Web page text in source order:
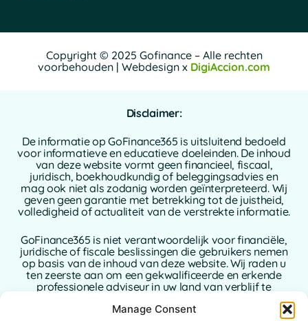
Manage Consent
Copyright © 2025 Gofinance – Alle rechten
voorbehouden | Webdesign x DigiAccion.com
Disclaimer:
De informatie op GoFinance365 is uitsluitend bedoeld
voor informatieve en educatieve doeleinden. De inhoud
van deze website vormt geen financieel, fiscaal,
juridisch, boekhoudkundig of beleggingsadvies en
mag ook niet als zodanig worden geïnterpreteerd. Wij
geven geen garantie met betrekking tot de juistheid,
volledigheid of actualiteit van de verstrekte informatie.
GoFinance365 is niet verantwoordelijk voor financiële,
juridische of fiscale beslissingen die gebruikers nemen
op basis van de inhoud van deze website. Wij raden u
ten zeerste aan om een gekwalificeerde en erkende
professionele adviseur in uw land van verblijf te
betrekking tot uw persoonlijke of zakelijke financiën.